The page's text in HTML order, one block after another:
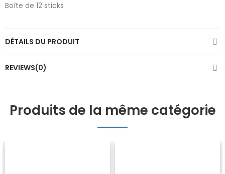
Boîte de 12 sticks
DÉTAILS DU PRODUIT
REVIEWS(0)
Produits de la même catégorie